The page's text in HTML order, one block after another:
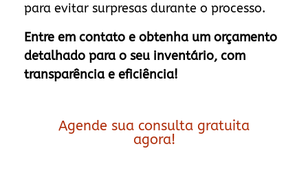
para evitar surpresas durante o processo.
Entre em contato e obtenha um orçamento
detalhado para o seu inventário, com
transparência e eficiência!
Agende sua consulta gratuita
agora!